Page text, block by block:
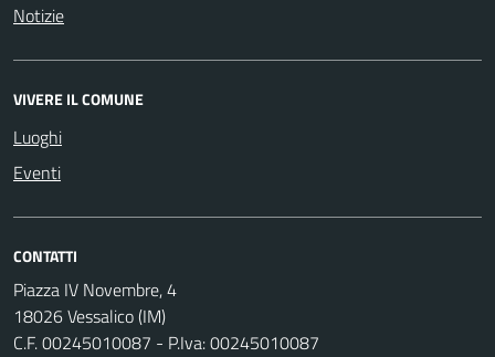
Notizie
VIVERE IL COMUNE
Luoghi
Eventi
CONTATTI
Piazza IV Novembre, 4
18026 Vessalico (IM)
C.F. 00245010087 - P.Iva: 00245010087